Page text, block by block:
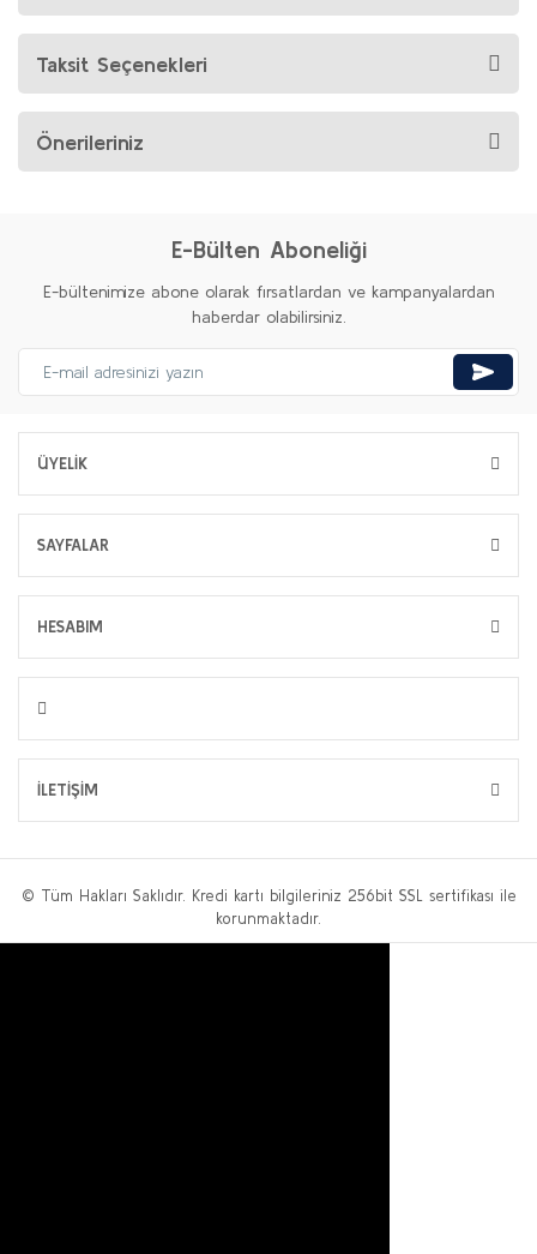
Taksit Seçenekleri
Önerileriniz
E-Bülten Aboneliği
E-bültenimize abone olarak fırsatlardan ve kampanyalardan
haberdar olabilirsiniz.
ÜYELİK
SAYFALAR
HESABIM
İLETİŞİM
© Tüm Hakları Saklıdır. Kredi kartı bilgileriniz 256bit SSL sertifikası ile
korunmaktadır.